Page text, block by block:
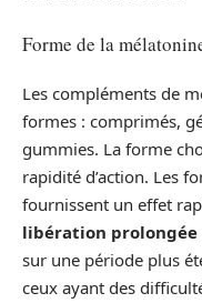
Forme de la
Les compléments de
formes : comprimés,
gummies. La forme
rapidité d’action. Les
fournissent un effet
libération prolongée
sur une période plus
ceux ayant des